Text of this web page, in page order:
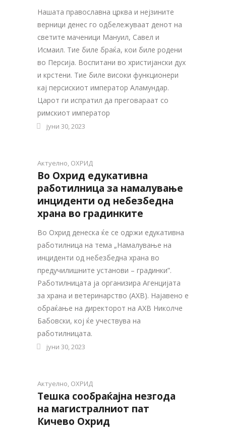
Нашата православна црква и нејзините
верници денес го одбележуваат денот на
светите маченици Мануил, Савел и
Исмаил. Тие биле браќа, кои биле родени
во Персија. Воспитани во христијански дух
и крстени. Тие биле високи функционери
кај персискиот император Аламундар.
Царот ги испратил да преговараат со
римскиот император
јуни 30, 2023
Актуелно, ОХРИД
Во Охрид едукативна
работилница за намалување
инциденти од небезбедна
храна во градинките
Во Охрид денеска ќе се одржи едукативна
работилница на тема „Намалување на
инциденти од небезбедна храна во
предучилишните установи – градинки”.
Работилницата ја организира Агенцијата
за храна и ветеринарство (АХВ). Најавено е
обраќање на директорот на АХВ Николче
Бабовски, кој ќе учествува на
работилницата.
јуни 30, 2023
Актуелно, ОХРИД
Тешка сообраќајна незгода
на магистралниот пат
Кичево Охрид